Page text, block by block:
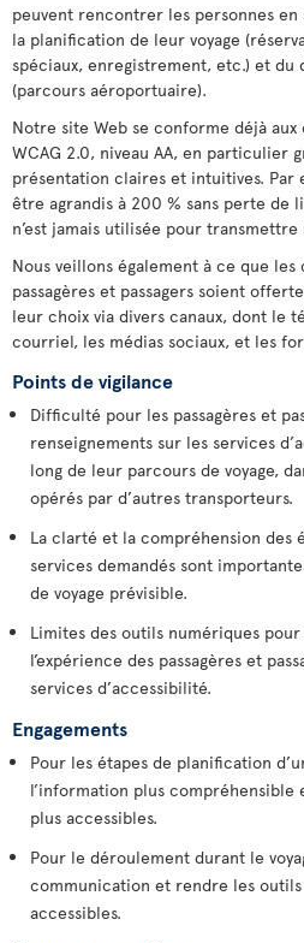
peuvent rencontrer les personnes
la planification de leur voyage
spéciaux, enregistrement, etc.) et
(parcours aéroportuaire).
Notre site Web se conforme déjà aux
WCAG 2.0, niveau AA, en particulier
présentation claires et intuitives. Par
être agrandis à 200 % sans perte
n’est jamais utilisée pour
Nous veillons également à ce que
passagères et passagers soient
leur choix via divers canaux, dont le
courriel, les médias sociaux, et les
Points de vigilance
Difficulté pour les passagères et
renseignements sur les services
long de leur parcours de voyage,
opérés par d’autres transporteurs.
La clarté et la compréhension des
services demandés sont
de voyage prévisible.
Limites des outils numériques
l’expérience des passagères et
services d’accessibilité.
Engagements
Pour les étapes de planification
l’information plus
plus accessibles.
Pour le déroulement durant le
communication et rendre les
accessibles.